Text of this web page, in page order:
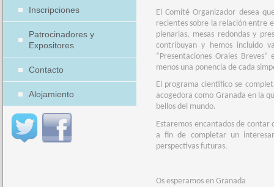
Inscripciones
Patrocinadores y
Expositores
Contacto
Alojamiento
El Comité Organizador desea
recientes sobre la relación entre
plenarias, mesas redondas y
contribuyan y hemos incluido
“Presentaciones Orales
menos una ponencia de cada
El programa científico se
acogedora como Granada en la
bellos del mundo.
Estaremos encantados de
a fin de completar un
perspectivas futuras.
Os esperamos en Granada